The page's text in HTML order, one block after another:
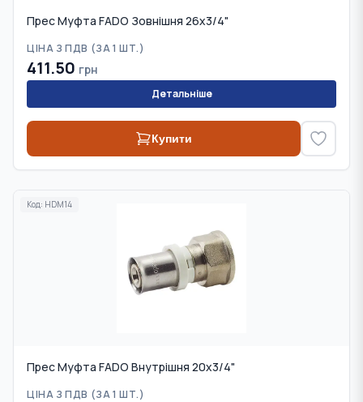
Прес Муфта FADO Зовнішня 26x3/4"
ЦІНА З ПДВ (ЗА 1 ШТ.)
411.50 грн
Детальніше
Купити
Код: HDM14
Прес Муфта FADO Внутрішня 20х3/4"
ЦІНА З ПДВ (ЗА 1 ШТ.)